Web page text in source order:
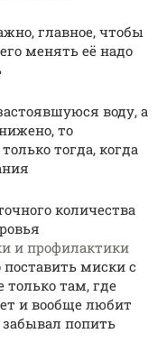
главное, чтобы
менять её надо
воду, а
то
тогда, когда
количества
и профилактики
миски с
только там, где
и вообще любит
попить